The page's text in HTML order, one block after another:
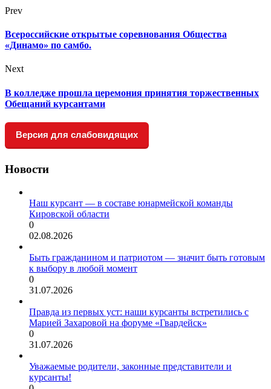
Prev
Всероссийские открытые соревнования Общества
«Динамо» по самбо.
Next
В колледже прошла церемония принятия торжественных
Обещаний курсантами
Версия для слабовидящих
Новости
Наш курсант — в составе юнармейской команды
Кировской области
0
02.08.2026
Быть гражданином и патриотом — значит быть готовым
к выбору в любой момент
0
31.07.2026
Правда из первых уст: наши курсанты встретились с
Марией Захаровой на форуме «Гвардейск»
0
31.07.2026
Уважаемые родители, законные представители и
курсанты!